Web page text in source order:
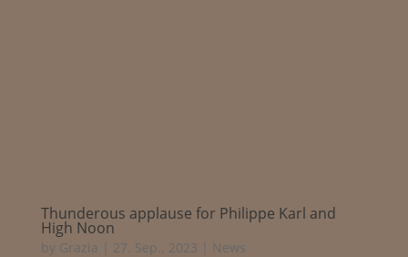
Thunderous applause for Philippe Karl and
High Noon
by Grazia 27. Sep.. 2023 News